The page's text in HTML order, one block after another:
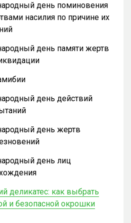
день поминовения
насилия по причине их
день памяти жертв
день действий
день жертв
день лиц
деликатес: как выбрать
и безопасной окрошки